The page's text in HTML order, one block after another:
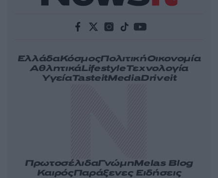
ΕλλάδαΚόσμοςΠολιτικήΟικονομία
ΑθλητικάLifestyleΤεχνολογία
ΥγείαTasteitMediaDriveit
ΠρωτοσέλιδαΓνώμηMelas Blog
ΚαιρόςΠαράξενες Ειδήσεις